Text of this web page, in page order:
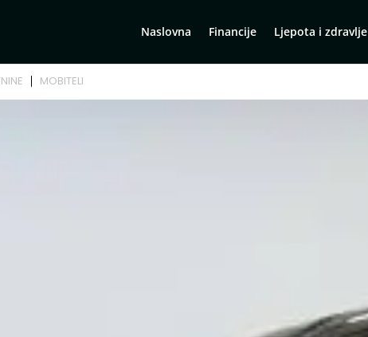
Naslovna Financije Ljepota i zdravlje